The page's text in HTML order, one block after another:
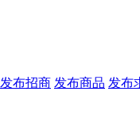
发布招商 发布商品 发布